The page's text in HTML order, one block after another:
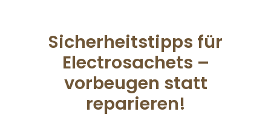
Sicherheitstipps für
Electrosachets –
vorbeugen statt
reparieren!